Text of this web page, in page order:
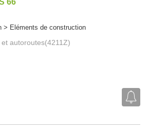
> Eléments de construction
autoroutes(4211Z)